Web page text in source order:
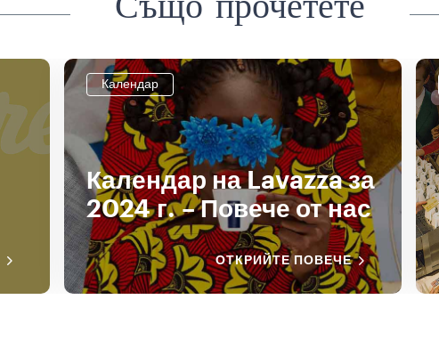
Също прочетете
Календар
Календар на Lavazza за
2024 г. – Повече от нас
ОТКРИЙТЕ ПОВЕЧЕ